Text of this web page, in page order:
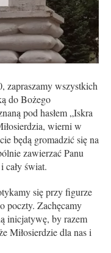
zapraszamy wszystkich
do Bożego
pod hasłem „Iskra
wierni w
będą gromadzić się na
zawierzać Panu
cały świat.
się przy figurze
poczty. Zachęcamy
inicjatywę, by razem
Miłosierdzie dla nas i